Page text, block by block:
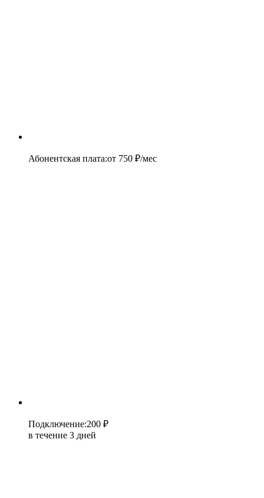
Абонентская плата:от 750 ₽/мес
Подключение:200 ₽
в течение 3 дней